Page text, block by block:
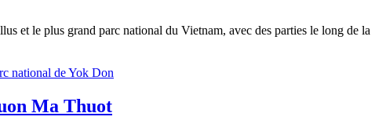
et le plus grand parc national du Vietnam, avec des parties le long de la
national de Yok Don
Ma Thuot